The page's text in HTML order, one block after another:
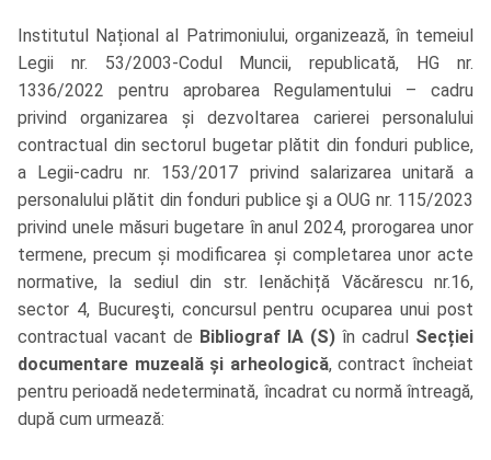
Institutul Național al Patrimoniului, organizează, în temeiul
Legii nr. 53/2003-Codul Muncii, republicată, HG nr.
1336/2022 pentru aprobarea Regulamentului – cadru
privind organizarea și dezvoltarea carierei personalului
contractual din sectorul bugetar plătit din fonduri publice,
a Legii-cadru nr. 153/2017 privind salarizarea unitară a
personalului plătit din fonduri publice şi a OUG nr. 115/2023
privind unele măsuri bugetare în anul 2024, prorogarea unor
termene, precum și modificarea și completarea unor acte
normative, la sediul din str. Ienăchiță Văcărescu nr.16,
sector 4, Bucureşti, concursul pentru ocuparea unui post
contractual vacant de Bibliograf IA (S) în cadrul Secției
documentare muzeală și arheologică, contract încheiat
pentru perioadă nedeterminată, încadrat cu normă întreagă,
după cum urmează: